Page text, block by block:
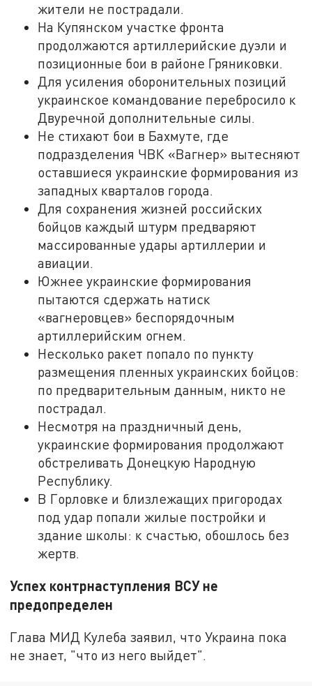
жители не пострадали.
На Купянском участке фронта
продолжаются артиллерийские дуэли и
позиционные бои в районе Гряниковки.
Для усиления оборонительных позиций
украинское командование перебросило к
Двуречной дополнительные силы.
Не стихают бои в Бахмуте, где
подразделения ЧВК «Вагнер» вытесняют
оставшиеся украинские формирования из
западных кварталов города.
Для сохранения жизней российских
бойцов каждый штурм предваряют
массированные удары артиллерии и
авиации.
Южнее украинские формирования
пытаются сдержать натиск
«вагнеровцев» беспорядочным
артиллерийским огнем.
Несколько ракет попало по пункту
размещения пленных украинских бойцов:
по предварительным данным, никто не
пострадал.
Несмотря на праздничный день,
украинские формирования продолжают
обстреливать Донецкую Народную
Республику.
В Горловке и близлежащих пригородах
под удар попали жилые постройки и
здание школы: к счастью, обошлось без
жертв.
Успех контрнаступления ВСУ не
предопределен
Глава МИД Кулеба заявил, что Украина пока
не знает, "что из него выйдет".